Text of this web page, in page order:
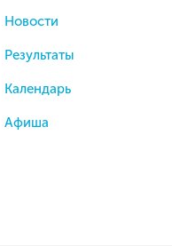
Новости
Результаты
Календарь
Афиша